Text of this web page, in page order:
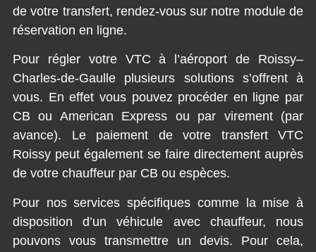
de votre transfert, rendez-vous sur notre module de
réservation en ligne.
Pour régler votre VTC à l’aéroport de Roissy–
Charles-de-Gaulle plusieurs solutions s’offrent à
vous. En effet vous pouvez procéder en ligne par
CB ou American Express ou par virement (par
avance). Le paiement de votre transfert VTC
Roissy peut également se faire directement auprès
de votre chauffeur par CB ou espèces.
Pour nos services spécifiques comme la mise à
disposition d’un véhicule avec chauffeur, nous
pouvons vous transmettre un devis. Pour cela,